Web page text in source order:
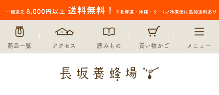
商品一覧 アクセス 読みもの 買い物かご メニュー